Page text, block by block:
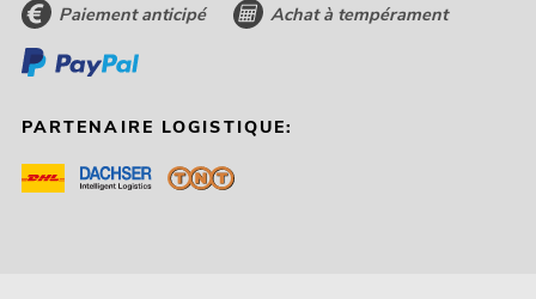
Paiement anticipé Achat à tempérament
PARTENAIRE LOGISTIQUE: